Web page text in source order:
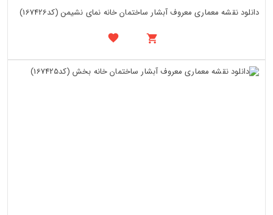
دانلود نقشه معماری معروف آبشار ساختمان خانه نمای نشیمن (کد167426)